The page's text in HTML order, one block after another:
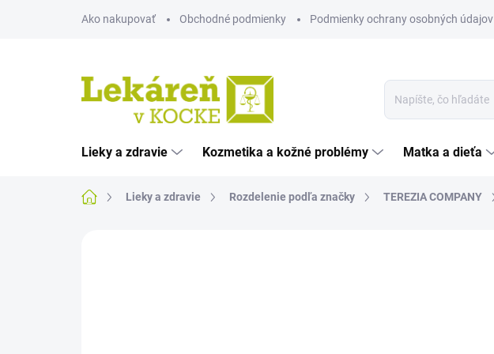
Ako nakupovať Obchodné podmienky Podmienky ochrany osobných údajov
Lieky a zdravie Kozmetika a kožné problémy Matka a dieťa
DomovLieky a zdravie Rozdelenie podľa značky TEREZIA COMPANY